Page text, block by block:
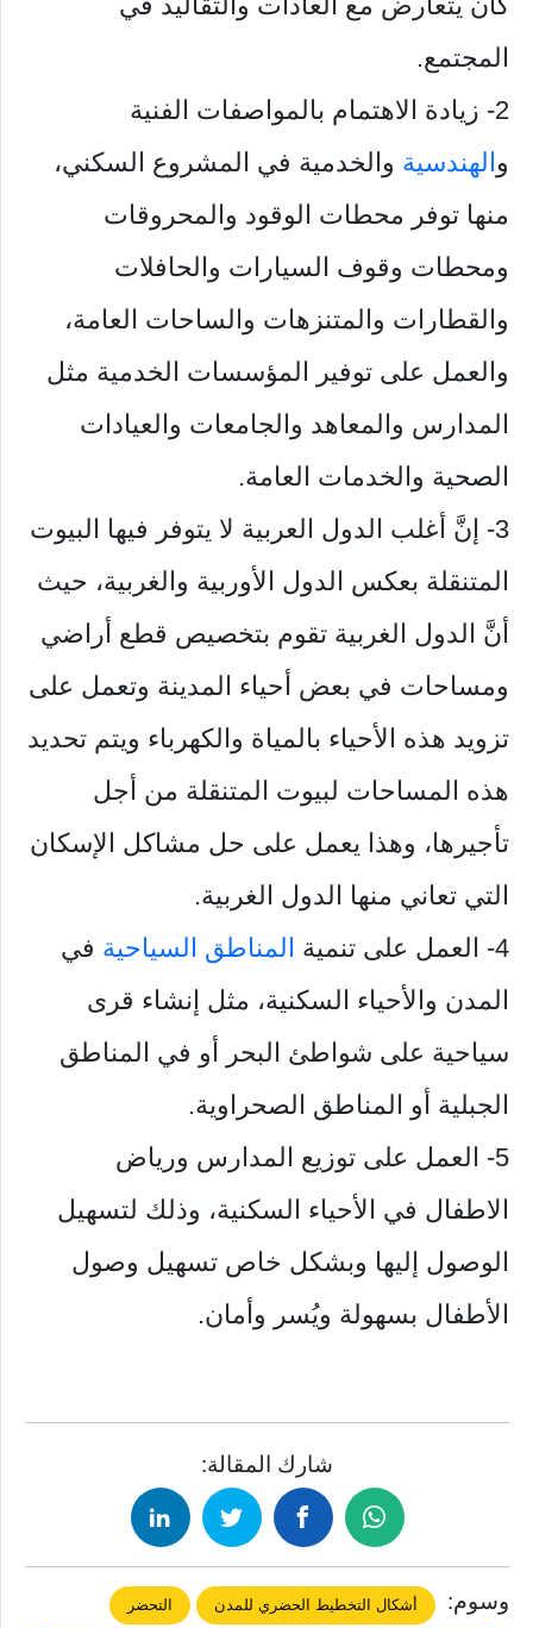
المجتمع.
2- زيادة الاهتمام بالمواصفات الفنية
والهندسية والخدمية في المشروع السكني،
منها توفر محطات الوقود والمحروقات
ومحطات وقوف السيارات والحافلات
والقطارات والمتنزهات والساحات العامة،
والعمل على توفير المؤسسات الخدمية مثل
المدارس والمعاهد والجامعات والعيادات
الصحية والخدمات العامة.
3- إنَّ أغلب الدول العربية لا يتوفر فيها البيوت
المتنقلة بعكس الدول الأوربية والغربية، حيث
أنَّ الدول الغربية تقوم بتخصيص قطع أراضي
ومساحات في بعض أحياء المدينة وتعمل على
تزويد هذه الأحياء بالمياة والكهرباء ويتم تحديد
هذه المساحات لبيوت المتنقلة من أجل
تأجيرها، وهذا يعمل على حل مشاكل الإسكان
التي تعاني منها الدول الغربية.
4- العمل على تنمية
المناطق السياحية في
المدن والأحياء السكنية، مثل إنشاء قرى
سياحية على شواطئ البحر أو في المناطق
الجبلية أو المناطق الصحراوية.
5- العمل على توزيع المدارس ورياض
الاطفال في الأحياء السكنية، وذلك لتسهيل
الوصول إليها وبشكل خاص تسهيل وصول
الأطفال بسهولة ويُسر وأمان.
شارك المقالة:
وسوم: أشكال التخطيط الحضري للمدن التحضر